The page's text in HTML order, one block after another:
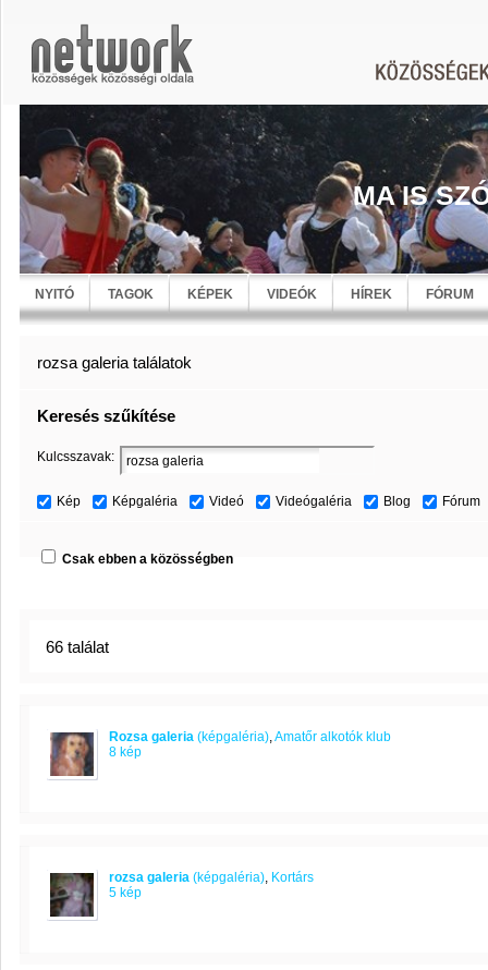
MA IS
NYITÓ TAGOK KÉPEK VIDEÓK HÍREK FÓRUM
rozsa galeria találatok
Keresés szűkítése
Kulcsszavak:
Kép Képgaléria Videó Videógaléria Blog Fórum
Csak ebben a közösségben
66 találat
Rozsa galeria (képgaléria),Amatőr alkotók klub
8 kép
rozsa galeria (képgaléria), Kortárs
5 kép